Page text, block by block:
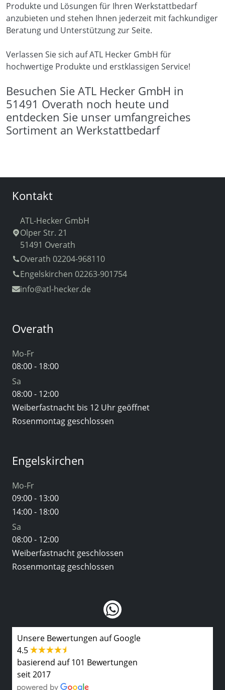
Produkte und Lösungen für Ihren Werkstattbedarf
anzubieten und stehen Ihnen jederzeit mit fachkundiger
Beratung und Unterstützung zur Seite.
Verlassen Sie sich auf ATL Hecker GmbH für
hochwertige Produkte und erstklassigen Service!
Besuchen Sie ATL Hecker GmbH in
51491 Overath noch heute und
entdecken Sie unser umfangreiches
Sortiment an Werkstattbedarf
Kontakt
ATL-Hecker GmbH
Olper Str. 21
51491 Overath
Overath 02204-968110
Engelskirchen 02263-901754
info@atl-hecker.de
Overath
Mo-Fr
08:00 - 18:00
Sa
08:00 - 12:00
Weiberfastnacht bis 12 Uhr geöffnet
Rosenmontag geschlossen
Engelskirchen
Mo-Fr
09:00 - 13:00
14:00 - 18:00
Sa
08:00 - 12:00
Weiberfastnacht geschlossen
Rosenmontag geschlossen
Unsere Bewertungen auf Google
4.5
basierend auf 101 Bewertungen
seit 2017